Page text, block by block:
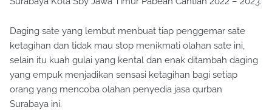
Daging sate yang lembut menbuat tiap penggemar sate
ketagihan dan tidak mau stop menikmati olahan sate ini,
selain itu kuah gulai yang kental dan enak ditambah daging
yang empuk menjadikan sensasi ketagihan bagi setiap
orang yang mencoba olahan penyedia jasa qurban
Surabaya ini.